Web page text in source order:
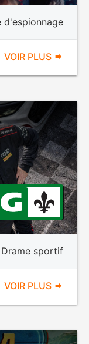
d'espionnage
VOIR PLUS
Drame sportif
VOIR PLUS